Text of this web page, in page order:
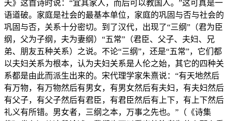
夭》这首诗时说：“宜其家人，而后可以教国人。”这可真是一
语道破。家庭是社会的最基本单位，家庭的巩固与否与社会的
巩固与否，关系十分密切。到了汉代，出现了“三纲”（君为臣
纲，父为子纲，夫为妻纲）“五常”（君臣、父子、夫妇、兄
弟、朋友五种关系）之说。不论“三纲”，还是“五常”，它们都
以夫妇关系为根本，认为夫妇关系是人伦之始，其它的四种关
系都是由此而派生出来的。宋代理学家朱熹说：“有天地然后
有万物，有万物然后有男女，有男女然后有夫妇，有夫妇然后
有父子，有父子然后有君臣，有君臣然后有上下，有上下然后
礼义有所错。男女者，三纲之本，万事之先也。”（《诗集